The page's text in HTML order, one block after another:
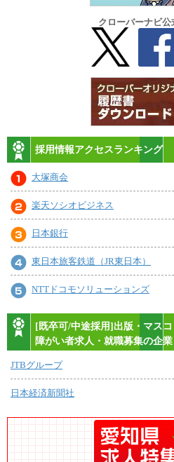
クローバーナビ公
採用情報アクセスランキング
大塚商会
楽天ソシオビジネス
日本銀行
東日本旅客鉄道（JR東日本）
NTTドコモソリューションズ
[既卒可/中途採用]出版・マス
障がい者求人・就職募集の企業
JTBグループ
日本経済新聞社